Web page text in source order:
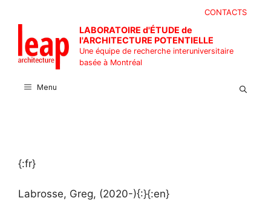
contenu
CONTACTS
LABORATOIRE d'ÉTUDE de
l'ARCHITECTURE POTENTIELLE
Une équipe de recherche interuniversitaire
basée à Montréal
Menu
{:fr}
Labrosse, Greg, (2020-){:}{:en}